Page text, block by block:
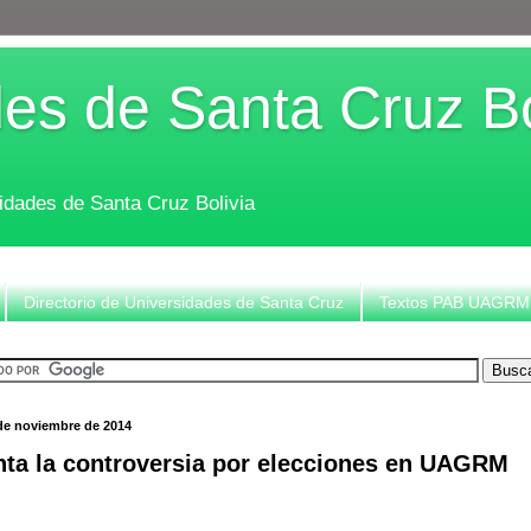
de Santa Cruz
de Santa Cruz Bolivia
Directorio de Universidades de Santa Cruz Textos PAB UAGRM
noviembre de 2014
la controversia por elecciones en UAGRM